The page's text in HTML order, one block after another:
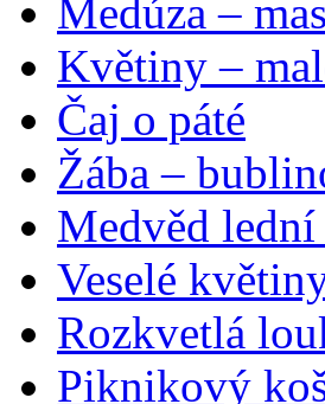
Medúza –
Květiny –
Čaj o páté
Žába –
Medvěd
Veselé
Rozkvetlá
Piknikový